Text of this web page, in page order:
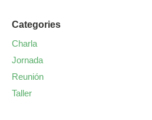
Categories
Charla
Jornada
Reunión
Taller